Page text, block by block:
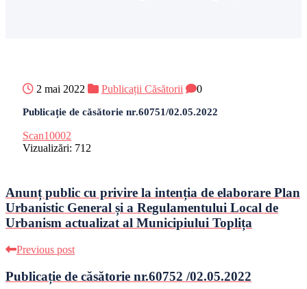
2 mai 2022 Publicații Căsătorii 0
Publicație de căsătorie nr.60751/02.05.2022
Scan10002
Vizualizări: 712
Anunț public cu privire la intenția de elaborare Plan
Urbanistic General și a Regulamentului Local de
Urbanism actualizat al Municipiului Toplița
Previous post
Publicație de căsătorie nr.60752 /02.05.2022